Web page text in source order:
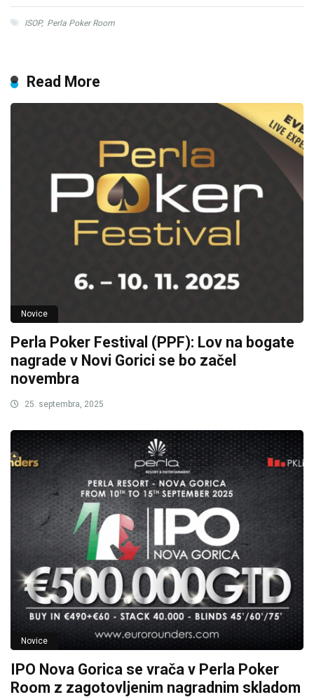
ISOP, Perla Poker Room
Read More
Novice
Perla Poker Festival (PPF): Lov na bogate
nagrade v Novi Gorici se bo začel
novembra
25. septembra, 2025
Novice
IPO Nova Gorica se vrača v Perla Poker
Room z zagotovljenim nagradnim skladom